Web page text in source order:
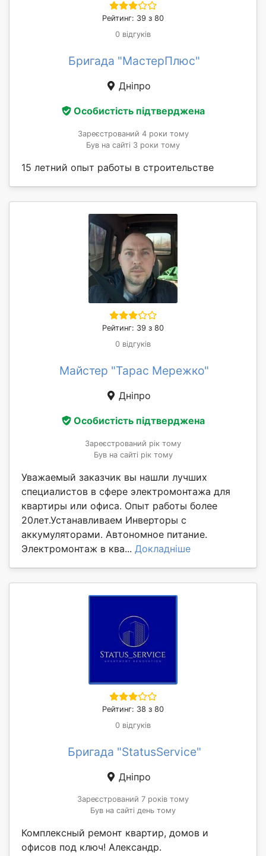
Рейтинг: 39 з 80
0 відгуків
Бригада "МастерПлюс"
Дніпро
Особистість підтверджена
Зареєстрований 4 роки тому
Був на сайті 3 роки тому
15 летний опыт работы в строительстве
Рейтинг: 39 з 80
0 відгуків
Майстер "Тарас Мережко"
Дніпро
Особистість підтверджена
Зареєстрований рік тому
Був на сайті рік тому
Уважаемый заказчик вы нашли лучших
специалистов в сфере электромонтажа для
квартиры или офиса. Опыт работы более
20лет.Устанавливаем Инверторы с
аккумуляторами. Автономное питание.
Электромонтаж в ква... Докладніше
Рейтинг: 38 з 80
0 відгуків
Бригада "StatusService"
Дніпро
Зареєстрований 7 років тому
Був на сайті день тому
Комплексный ремонт квартир, домов и
офисов под ключ! Александр.